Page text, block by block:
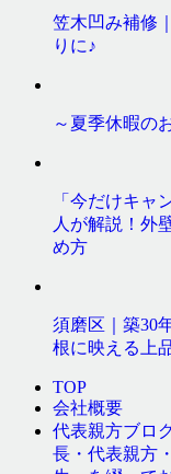
笠木凹み補修
りに♪
～夏季休暇の
「今だけキャ
人が解説！外
め方
須磨区｜築
根に映える上
TOP
会社概要
代表親方ブロ
長・代表親方